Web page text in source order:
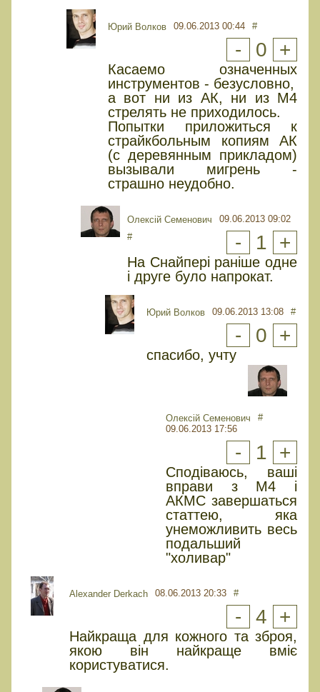
Юрий Волков 09.06.2013 00:44 #
- 0 +
Касаемо означенных
инструментов - безусловно,
а вот ни из АК, ни из M4
стрелять не приходилось.
Попытки приложиться к
страйкбольным копиям АК
(с деревянным прикладом)
вызывали мигрень -
страшно неудобно.
Олексій Семенович
09.06.2013 09:02
#
- 1 +
На Снайпері раніше одне
і друге було напрокат.
Юрий Волков 09.06.2013 13:08 #
- 0 +
спасибо, учту
Олексій Семенович
09.06.2013 17:56
#
- 1 +
Сподіваюсь, ваші
вправи з М4 і
АКМС завершаться
статтею, яка
унеможливить весь
подальший
"холивар"
Alexander Derkach 08.06.2013 20:33 #
- 4 +
Найкраща для кожного та зброя,
якою він найкраще вміє
користуватися.